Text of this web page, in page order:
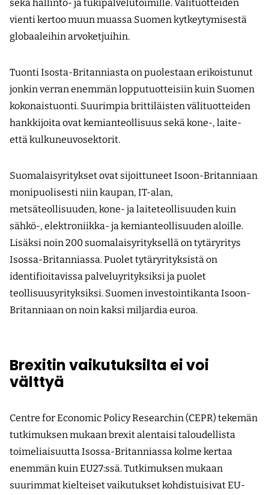
sekä hallinto- ja tukipalvelutoimille. Välituotteiden
vienti kertoo muun muassa Suomen kytkeytymisestä
globaaleihin arvoketjuihin.
Tuonti Isosta-Britanniasta on puolestaan erikoistunut
jonkin verran enemmän lopputuotteisiin kuin Suomen
kokonaistuonti. Suurimpia brittiläisten välituotteiden
hankkijoita ovat kemianteollisuus sekä kone-, laite-
että kulkuneuvosektorit.
Suomalaisyritykset ovat sijoittuneet Isoon-Britanniaan
monipuolisesti niin kaupan, IT-alan,
metsäteollisuuden, kone- ja laiteteollisuuden kuin
sähkö-, elektroniikka- ja kemianteollisuuden aloille.
Lisäksi noin 200 suomalaisyrityksellä on tytäryritys
Isossa-Britanniassa. Puolet tytäryrityksistä on
identifioitavissa palveluyrityksiksi ja puolet
teollisuusyrityksiksi. Suomen investointikanta Isoon-
Britanniaan on noin kaksi miljardia euroa.
Brexitin vaikutuksilta ei voi
välttyä
Centre for Economic Policy Researchin (CEPR) tekemän
tutkimuksen mukaan brexit alentaisi taloudellista
toimeliaisuutta Isossa-Britanniassa kolme kertaa
enemmän kuin EU27:ssä. Tutkimuksen mukaan
suurimmat kielteiset vaikutukset kohdistuisivat EU-